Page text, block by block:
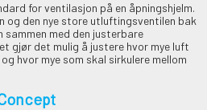
for ventilasjon på en åpningshjelm.
og den nye store utluftingsventilen bak
med den justerbare
gjør det mulig å justere hvor mye luft
hvor mye som skal sirkulere mellom